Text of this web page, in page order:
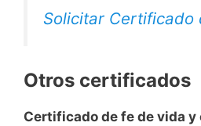
Solicitar Certificado
Otros certificados
Certificado de fe de vida y